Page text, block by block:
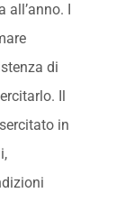
I
di
Il
in